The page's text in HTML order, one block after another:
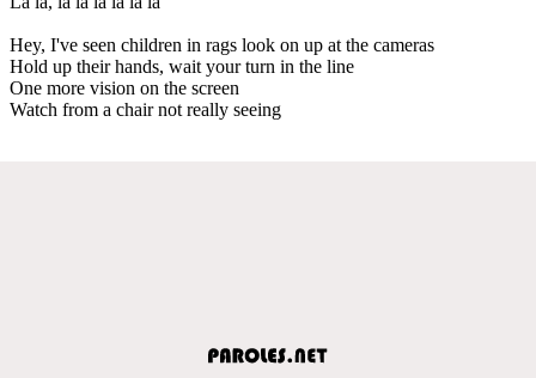
Hey, I've seen children in rags look on up at the cameras
Hold up their hands, wait your turn in the line
One more vision on the screen
Watch from a chair not really seeing